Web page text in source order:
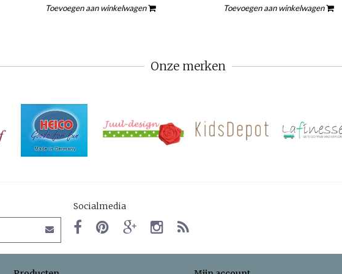
Toevoegen aan winkelwagen Toevoegen aan winkelwagen
Onze merken
Socialmedia